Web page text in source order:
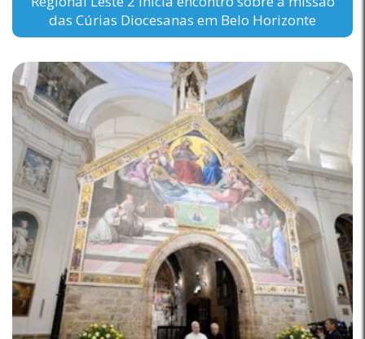
das Cúrias Diocesanas em Belo Horizonte